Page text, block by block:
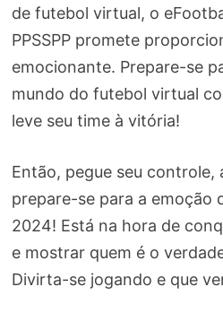
de futebol virtual, o
PPSSPP promete
emocionante. Prepare-se
mundo do futebol virtual
leve seu time à vitória!
Então, pegue seu controle,
prepare-se para a emoção
2024! Está na hora de
e mostrar quem é o
Divirta-se jogando e que